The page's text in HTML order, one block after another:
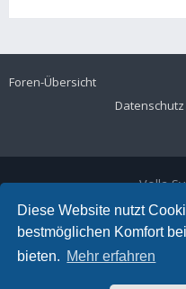
Diese Website nutzt
bestmöglichen Komfort
bieten. Mehr erfahren
Foren-Übersicht
Datenschutz
Volla
Telefon:
E-Mail: